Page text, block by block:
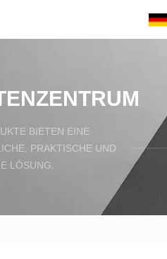
BIETEN EINE
PRAKTISCHE UND
LÖSUNG.